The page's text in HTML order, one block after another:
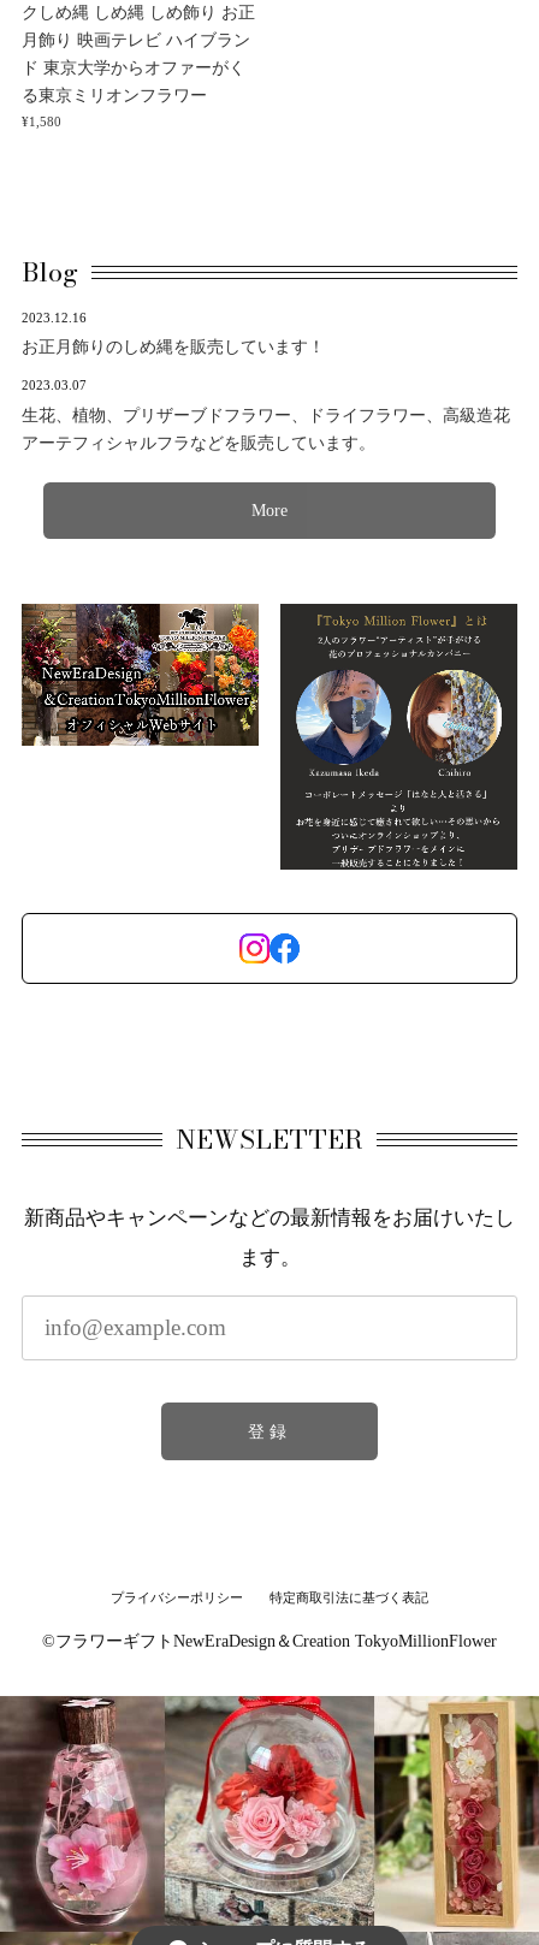
クしめ縄 しめ縄 しめ飾り お正
月飾り 映画テレビ ハイブラン
ド 東京大学からオファーがく
る東京ミリオンフラワー
¥1,580
Blog
2023.12.16
お正月飾りのしめ縄を販売しています！
2023.03.07
生花、植物、プリザーブドフラワー、ドライフラワー、高級造花
アーテフィシャルフラなどを販売しています。
More
NEWSLETTER
新商品やキャンペーンなどの最新情報をお届けいたし
ます。
登録
プライバシーポリシー 特定商取引法に基づく表記
©︎フラワーギフトNewEraDesign＆Creation TokyoMillionFlower